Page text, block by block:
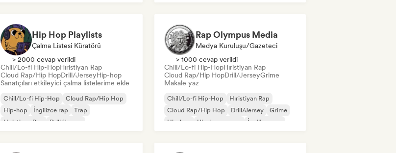
Hip Hop Playlists
Çalma Listesi Küratörü
> 2000 cevap verildi
Chill/Lo-fi Hip-HopHıristiyan Rap
Cloud Rap/Hip HopDrill/JerseyHip-hop
Sanatçıları etkileyici çalma listelerime ekle
Chill/Lo-fi Hip-Hop
Cloud Rap/Hip Hop
Hip-hop
İngilizce rap
Trap
Hıristiyan Rap
Drill/Jersey
Rap Olympus Media
Medya Kuruluşu/Gazeteci
> 1000 cevap verildi
Chill/Lo-fi Hip-HopHıristiyan Rap
Cloud Rap/Hip HopDrill/JerseyGrime
Makale yaz
Chill/Lo-fi Hip-Hop
Hıristiyan Rap
Cloud Rap/Hip Hop
Drill/Jersey
Grime
Hip-hop
Uluslararası rap İngilizce rap